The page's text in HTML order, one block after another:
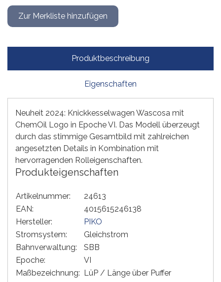
Produktbeschreibung
Eigenschaften
Neuheit 2024: Knickkesselwagen Wascosa mit
ChemOil Logo in Epoche VI. Das Modell überzeugt
durch das stimmige Gesamtbild mit zahlreichen
angesetzten Details in Kombination mit
hervorragenden Rolleigenschaften.
Produkteigenschaften
Artikelnummer:
24613
EAN:
4015615246138
Hersteller:
PIKO
Stromsystem:
Gleichstrom
Bahnverwaltung:
SBB
Epoche:
VI
Maßbezeichnung:
LüP / Länge über Puffer